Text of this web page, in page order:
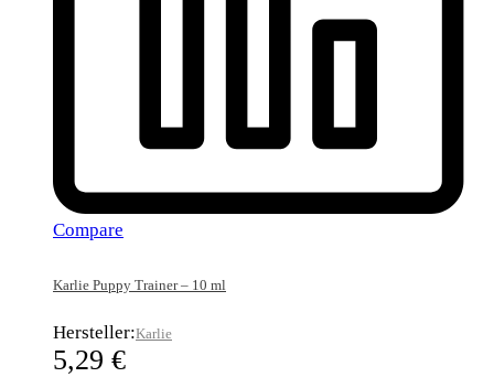
Compare
Karlie Puppy Trainer – 10 ml
Hersteller:Karlie
5,29 €